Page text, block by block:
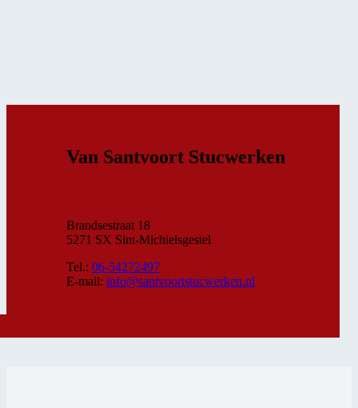
Van Santvoort Stucwerken
Brandsestraat 18
5271 SX Sint-Michielsgestel
Tel.:06-54272497
E-mail:info@santvoortstucwerken.nl